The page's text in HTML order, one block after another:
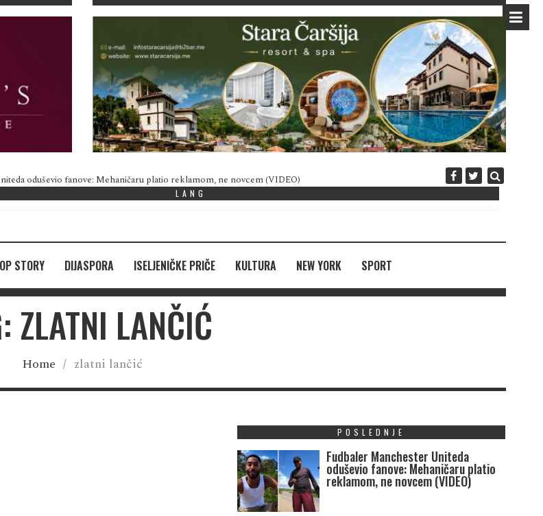
oduševio fanove: Mehaničaru platio reklamom, ne novcem (VIDEO) Diplomatija po
LANG
STORY DIJASPORA ISELJENIČKE PRIČE KULTURA NEW YORK SPORT
ZLATNI LANČIĆ
Home / zlatni lančić
POSLEDNJE
Fudbaler Manchester Uniteda
oduševio fanove: Mehaničaru platio
reklamom, ne novcem (VIDEO)